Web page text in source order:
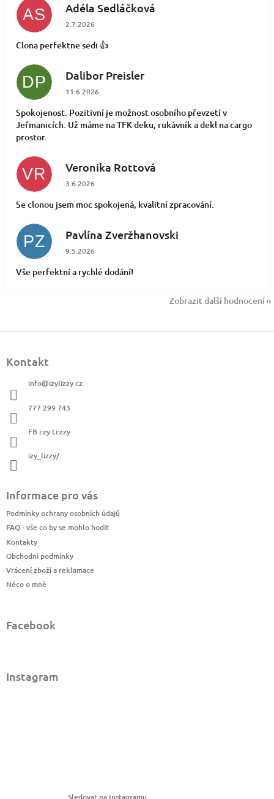
AS Adéla Sedláčková
Hodnocení obchodu je 5 z 5 hvězdiček.
2.7.2026
Clona perfektne sedi 👍
DP Dalibor Preisler
Hodnocení obchodu je 5 z 5 hvězdiček.
11.6.2026
Spokojenost. Pozitivní je možnost osobního převzetí v
Jeřmanicích. Už máme na TFK deku, rukávník a dekl na cargo
prostor.
VR Veronika Rottová
Hodnocení obchodu je 5 z 5 hvězdiček.
3.6.2026
Se clonou jsem moc spokojená, kvalitní zpracování.
PZ Pavlína Zveržhanovski
Hodnocení obchodu je 5 z 5 hvězdiček.
9.5.2026
Vše perfektní a rychlé dodání!
Zobrazit další hodnocení
Kontakt
info@izylizzy.cz
777 299 743
FB i:zy Li:zzy
izy_lizzy/
Informace pro vás
Podmínky ochrany osobních údajů
FAQ - vše co by se mohlo hodit
Kontakty
Obchodní podmínky
Vrácení zboží a reklamace
Něco o mně
Facebook
Instagram